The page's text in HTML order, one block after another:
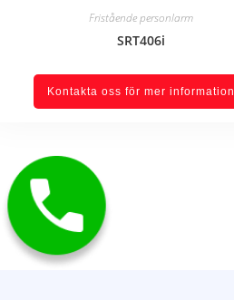
Fristående personlarm
SRT406i
Kontakta oss för mer information